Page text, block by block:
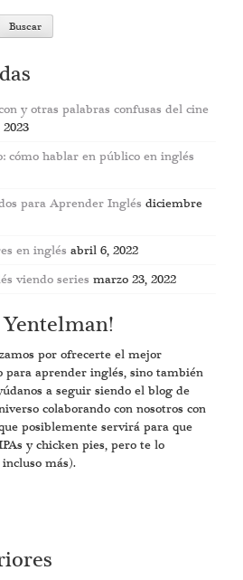
y otras palabras confusas del cine
cómo hablar en público en inglés
para Aprender Inglés diciembre
en inglés abril 6, 2022
viendo series marzo 23, 2022
Yentelman!
por ofrecerte el mejor
para aprender inglés, sino también
a seguir siendo el blog de
colaborando con nosotros con
posiblemente servirá para que
y chicken pies, pero te lo
más).